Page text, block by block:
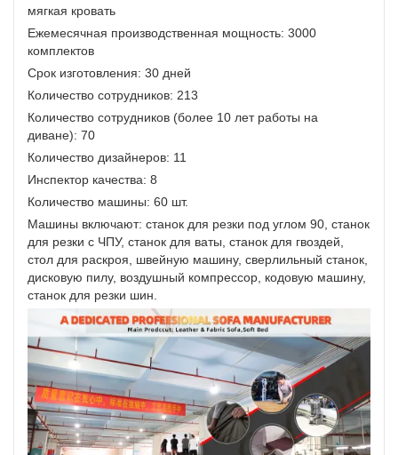
мягкая кровать
Ежемесячная производственная мощность: 3000
комплектов
Срок изготовления: 30 дней
Количество сотрудников: 213
Количество сотрудников (более 10 лет работы на
диване): 70
Количество дизайнеров: 11
Инспектор качества: 8
Количество машины: 60 шт.
Машины включают: станок для резки под углом 90, станок
для резки с ЧПУ, станок для ваты, станок для гвоздей,
стол для раскроя, швейную машину, сверлильный станок,
дисковую пилу, воздушный компрессор, кодовую машину,
станок для резки шин.